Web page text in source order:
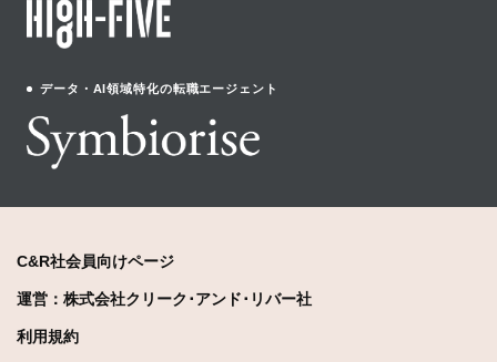
データ・AI領域特化の転職エージェント
C&R社会員向けページ
運営：株式会社クリーク･アンド･リバー社
利用規約